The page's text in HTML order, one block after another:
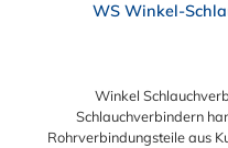
WS Winkel-
Winkel
Schlauchverbindern
Rohrverbindungsteile aus